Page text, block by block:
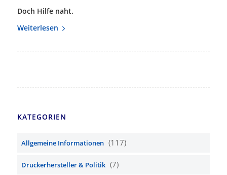
Doch Hilfe naht.
Weiterlesen
KATEGORIEN
Allgemeine Informationen (117)
Druckerhersteller & Politik (7)